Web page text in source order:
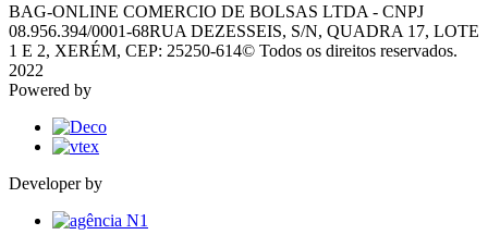
BAG-ONLINE COMERCIO DE BOLSAS LTDA - CNPJ
08.956.394/0001-68RUA DEZESSEIS, S/N, QUADRA 17, LOTE
1 E 2, XERÉM, CEP: 25250-614© Todos os direitos reservados.
2022
Powered by
Developer by